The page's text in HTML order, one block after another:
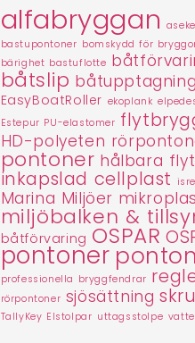
alfabryggan
bastupontoner bomskydd för
bärighet bastuflotte
båtslip båtupptagning
EasyBoatRoller ekoplank
Estepur PU-elastomer
HD-polyeten
pontoner hålbara
inkapslad cellplast
Marina Miljöer
miljöbalken &
båtförvaring OSPAR
pontoner
professionella bryggfendrar
rörpontoner sjösättning
TallyKey Elstolpar uttagsstolpe